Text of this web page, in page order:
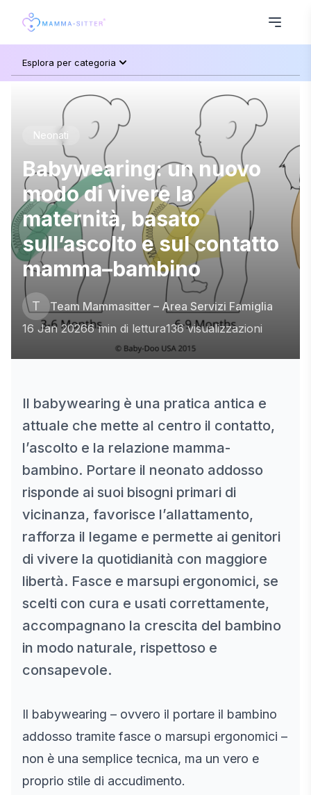
Esplora per categoria
Neonati
Babywearing: un nuovo
modo di vivere la
maternità, basato
sull’ascolto e sul contatto
mamma–bambino
T
Team Mammasitter – Area Servizi Famiglia
16 Jan 20266 min di lettura136 visualizzazioni
Il babywearing è una pratica antica e
attuale che mette al centro il contatto,
l’ascolto e la relazione mamma-
bambino. Portare il neonato addosso
risponde ai suoi bisogni primari di
vicinanza, favorisce l’allattamento,
rafforza il legame e permette ai genitori
di vivere la quotidianità con maggiore
libertà. Fasce e marsupi ergonomici, se
scelti con cura e usati correttamente,
accompagnano la crescita del bambino
in modo naturale, rispettoso e
consapevole.
Il babywearing – ovvero il portare il bambino
addosso tramite fasce o marsupi ergonomici –
non è una semplice tecnica, ma un vero e
proprio stile di accudimento.